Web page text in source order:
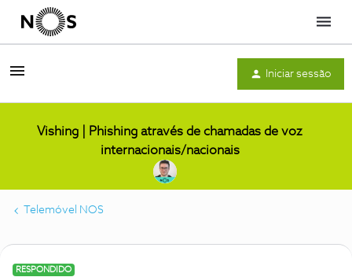
Menu
Iniciar sessão
Vishing | Phishing através de chamadas de voz
internacionais/nacionais
Telemóvel NOS
RESPONDIDO